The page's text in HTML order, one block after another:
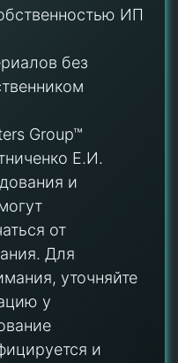
ИП
без
Group™
Е.И.
и
от
Для
уточняйте
у
и